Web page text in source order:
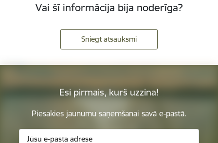
Vai šī informācija bija noderīga?
Sniegt atsauksmi
Esi pirmais, kurš uzzina!
Piesakies jaunumu saņemšanai savā e-pastā.